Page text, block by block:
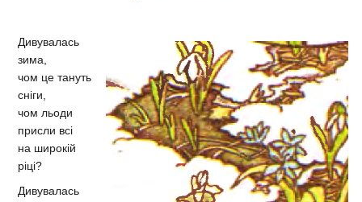
Дивувалась
зима,
чом це тануть
сніги,
чом льоди
присли всі
на широкій
ріці?
Дивувалась